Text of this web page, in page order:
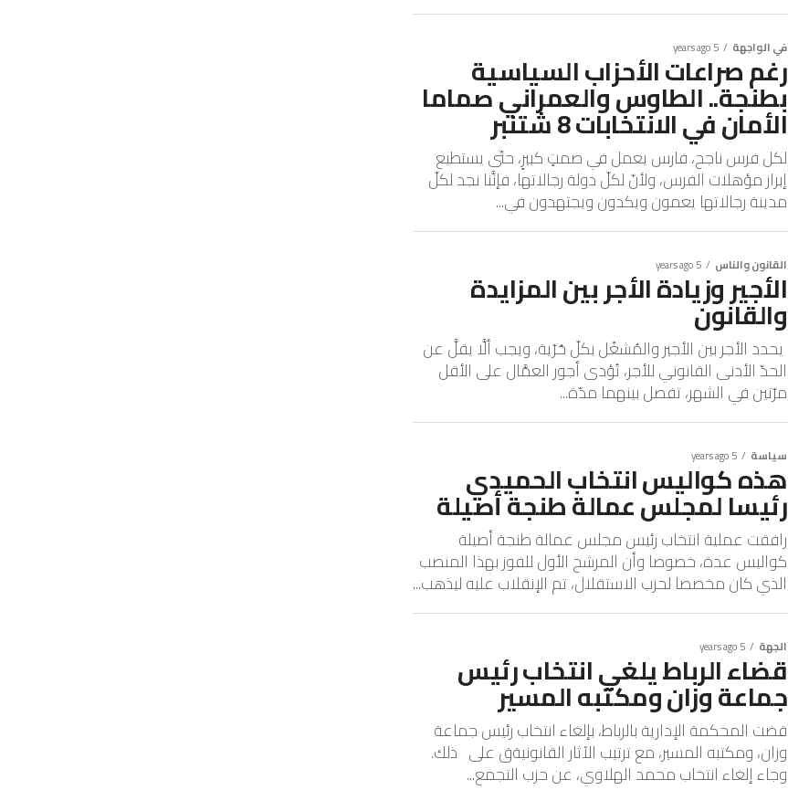
في الواجهة 5 years ago
رغم صراعات الأحزاب السياسية
بطنجة.. الطاوس والعمراني صماما
الأمان في الانتخابات 8 شتنبر
لكل فرس ناجح، فارس يعمل في صمتٍ كبيرٍ، حتّى يستطيع
إبراز مؤهلات الفرس، ولأنّ لكلّ دولة رجالاتها، فإنَّنا نجد لكلّ
مدينة رجالاتها يعمون ويكدون ويجتهدون في...
القانون والناس 5 years ago
الأجير وزيادة الأجر بين المزايدة
والقانون
يحدد الأجر بين الأجير والمُشغّل بكلّ حُرّية، ويجب ألَّا يقلَّ عن
الحدّ الأدنى القانوني للأجر، تُؤدى أجور العمَّال على الأقل
مرّتين في الشهر، تفصل بينهما مدّة...
سياسة 5 years ago
هذه كواليس انتخاب الحميدي
رئيسا لمجلس عمالة طنجة أصيلة
رافقت عملية انتخاب رئيس مجلس عمالة طنجة أصيلة
كواليس عدة، خصوصا وأن المرشح الأول للفوز بهذا المنصب
الذي كان مخصصا لحزب الاستقلال، تم الإنقلاب عليه ليذهب...
الجهة 5 years ago
قضاء الرباط يلغي انتخاب رئيس
جماعة وزان ومكتبه المسير
قضت المحكمة الإدارية بالرباط، بإلغاء انتخاب رئيس جماعة
وزان، ومكتبه المسير، مع ترتيب الآثار القانونيةق على ذلك.
وجاء إلغاء انتخاب محمد الهلاوي، عن حزب التجمع...